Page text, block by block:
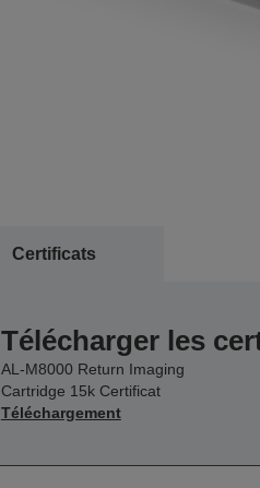
Certificats
Télécharger les
AL-M8000 Return Imaging
Cartridge 15k Certificat
Téléchargement